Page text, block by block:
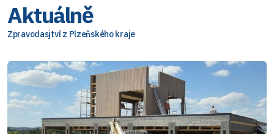
Aktuálně
Zpravodasjtví z Plzeňského kraje